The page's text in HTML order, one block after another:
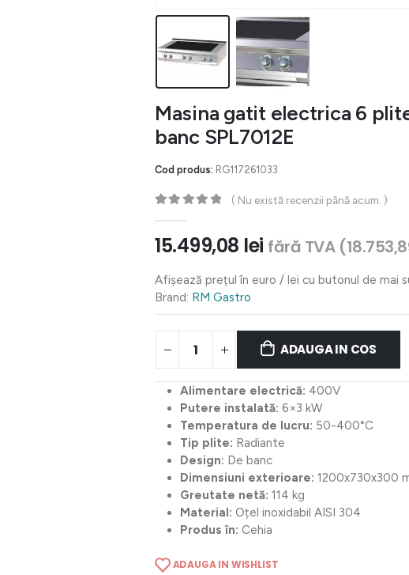
Masina gatit electrica 6
banc SPL7012E
Cod produs: RG117261033
( Nu există recenzii până acum. )
15.499,08 lei fără TVA (
Afișează prețul în euro / lei cu butonul de mai
Brand: RM Gastro
ADAUGA IN COS
Alimentare electrică: 400V
Putere instalată: 6×3 kW
Temperatura de lucru: 50-400°C
Tip plite: Radiante
Design: De banc
Dimensiuni exterioare: 1200x730x300
Greutate netă: 114 kg
Material: Oțel inoxidabil AISI 304
Produs în: Cehia
ADAUGA IN WISHLIST